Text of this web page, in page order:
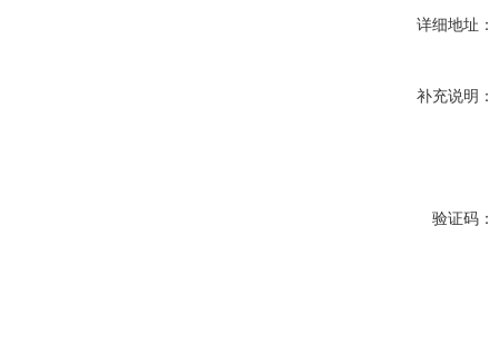
详细地址：
补充说明：
验证码：